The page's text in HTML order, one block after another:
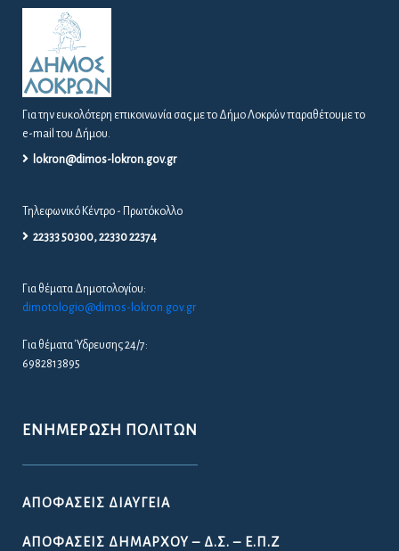
Για την ευκολότερη επικοινωνία σας με το Δήμο Λοκρών παραθέτουμε το
e-mail του Δήμου.
lokron@dimos-lokron.gov.gr
Τηλεφωνικό Κέντρο - Πρωτόκολλο
22333 50300, 22330 22374
Για θέματα Δημοτολογίου:
dimotologio@dimos-lokron.gov.gr
Για θέματα Ύδρευσης 24/7:
6982813895
ΕΝΗΜΈΡΩΣΗ ΠΟΛΙΤΏΝ
ΑΠΟΦΆΣΕΙΣ ΔΙΑΎΓΕΙΑ
ΑΠΟΦΆΣΕΙΣ ΔΗΜΆΡΧΟΥ – Δ.Σ. – Ε.Π.Ζ